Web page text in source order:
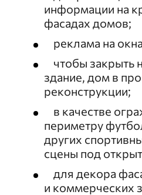
информации на
фасадах домов;
реклама на
чтобы закрыть
здание, дом в
реконструкции;
в качестве
периметру
других
сцены под
для декора
и коммерческих